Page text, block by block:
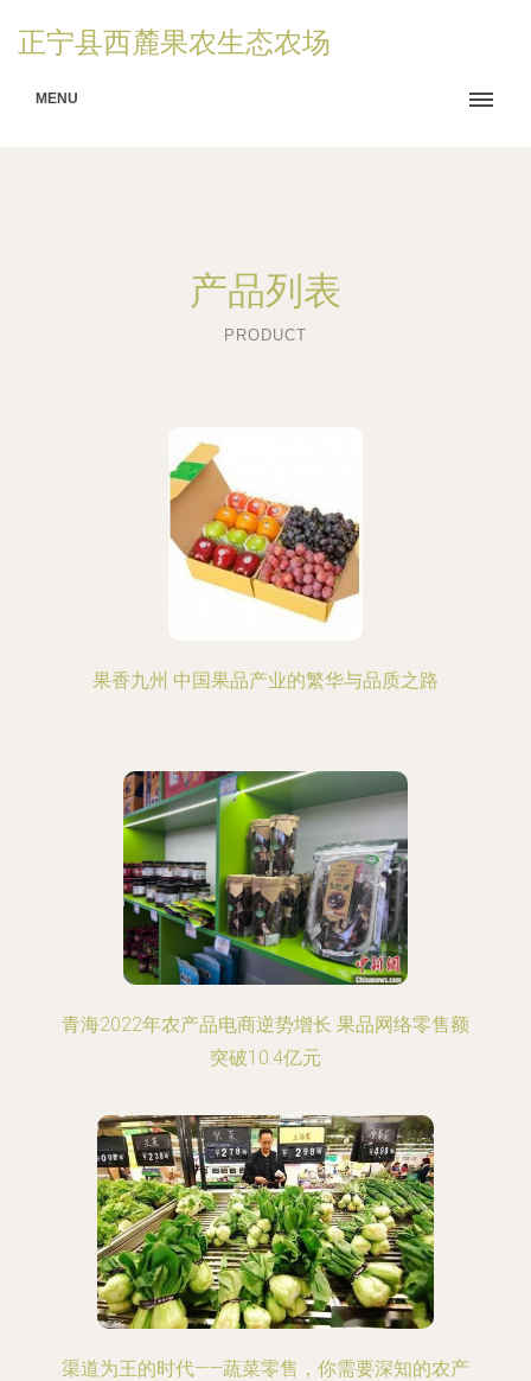
正宁县西麓果农生态农场
MENU
产品列表
PRODUCT
果香九州 中国果品产业的繁华与品质之路
青海2022年农产品电商逆势增长 果品网络零售额
突破10.4亿元
渠道为王的时代——蔬菜零售，你需要深知的农产